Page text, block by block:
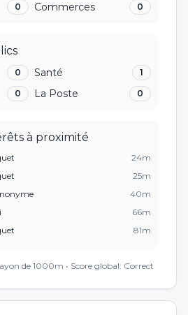
0 Commerces 0
0 Santé 1
0 La Poste 0
à proximité
24m
25m
40m
66m
81m
de 1000m • Score global: Correct